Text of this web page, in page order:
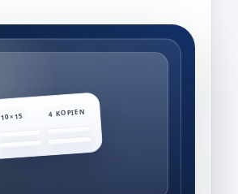
10×15 4 KOPIEN